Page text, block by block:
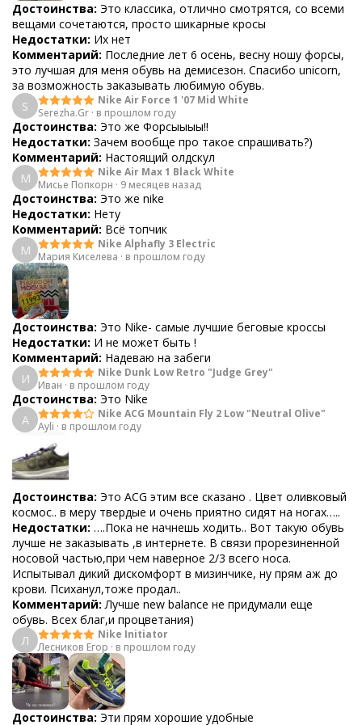
Достоинства: Это классика, отлично смотрятся, со всеми
вещами сочетаются, просто шикарные кросы
Недостатки: Их нет
Комментарий: Последние лет 6 осень, весну ношу форсы,
это лучшая для меня обувь на демисезон. Спасибо unicorn,
за возможность заказывать любимую обувь.
S
Nike Air Force 1 '07 Mid White
Serezha.Gr · в прошлом году
Достоинства: Это же Форсыыыы!!
Недостатки: Зачем вообще про такое спрашивать?)
Комментарий: Настоящий олдскул
М
Nike Air Max 1 Black White
Мисье Попкорн · 9 месяцев назад
Достоинства: Это же nike
Недостатки: Нету
Комментарий: Всё топчик
М
Nike Alphafly 3 Electric
Мария Киселева · в прошлом году
Достоинства: Это Nike- самые лучшие беговые кроссы
Недостатки: И не может быть !
Комментарий: Надеваю на забеги
И
Nike Dunk Low Retro "Judge Grey"
Иван · в прошлом году
Достоинства: Это Nike
A
Nike ACG Mountain Fly 2 Low "Neutral Olive"
Ayli · в прошлом году
Достоинства: Это ACG этим все сказано . Цвет оливковый
космос.. в меру твердые и очень приятно сидят на ногах…..
Недостатки: ….Пока не начнешь ходить.. Вот такую обувь
лучше не заказывать ,в интернете. В связи прорезиненной
носовой частью,при чем наверное 2/3 всего носа.
Испытывал дикий дискомфорт в мизинчике, ну прям аж до
крови. Психанул,тоже продал..
Комментарий: Лучше new balance не придумали еще
обувь. Всех благ,и процветания)
Л
Nike Initiator
Лесников Егор · в прошлом году
Достоинства: Эти прям хорошие удобные